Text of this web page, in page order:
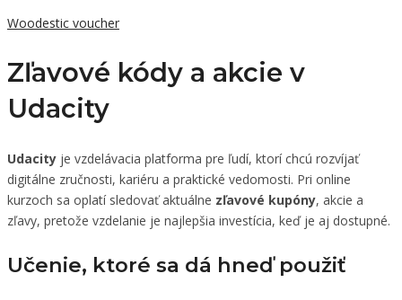
Woodestic voucher
Zľavové kódy a akcie v
Udacity
Udacity je vzdelávacia platforma pre ľudí, ktorí chcú rozvíjať
digitálne zručnosti, kariéru a praktické vedomosti. Pri online
kurzoch sa oplatí sledovať aktuálne zľavové kupóny, akcie a
zľavy, pretože vzdelanie je najlepšia investícia, keď je aj dostupné.
Učenie, ktoré sa dá hneď použiť